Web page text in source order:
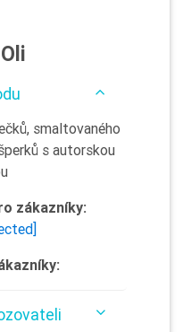
smaltovaného
s autorskou
zákazníky: